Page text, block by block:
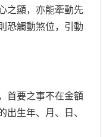
之顯，亦能牽動先
恐觸動煞位，引動
首要之事不在金額
生年、月、日、